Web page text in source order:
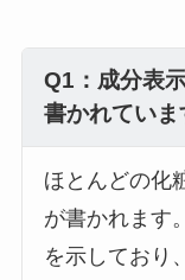
Q1：成分表
書かれていま
ほとんどの化
が書かれます
を示しており